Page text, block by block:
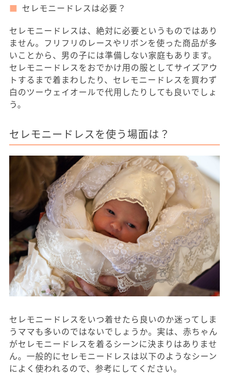
セレモニードレスは必要？
セレモニードレスは、絶対に必要というものではあり
ません。フリフリのレースやリボンを使った商品が多
いことから、男の子には準備しない家庭もあります。
セレモニードレスをおでかけ用の服としてサイズアウ
トするまで着まわしたり、セレモニードレスを買わず
白のツーウェイオールで代用したりしても良いでしょ
う。
セレモニードレスを使う場面は？
セレモニードレスをいつ着せたら良いのか迷ってしま
うママも多いのではないでしょうか。実は、赤ちゃん
がセレモニードレスを着るシーンに決まりはありませ
ん。一般的にセレモニードレスは以下のようなシーン
によく使われるので、参考にしてください。